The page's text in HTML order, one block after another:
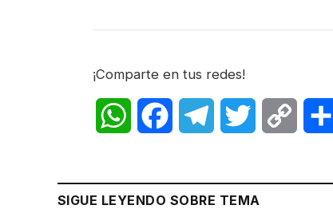
¡Comparte en tus redes!
WhatsAppFacebookTelegramTwitter Copy
SIGUE LEYENDO SOBRE TEMA